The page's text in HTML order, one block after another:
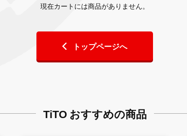
現在カートには商品がありません。
トップページへ
TiTO おすすめの商品